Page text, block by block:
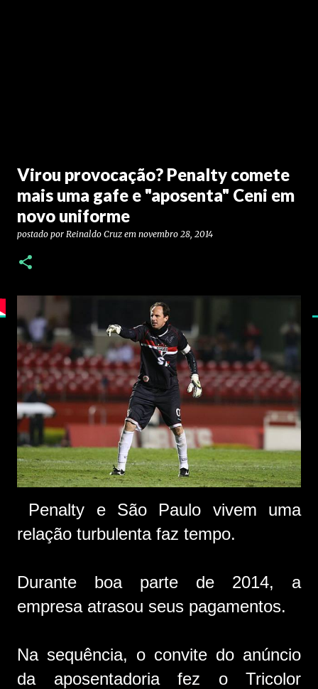
Virou provocação? Penalty comete
mais uma gafe e "aposenta" Ceni em
novo uniforme
postado por Reinaldo Cruz em novembro 28, 2014
Penalty e São Paulo vivem uma
relação turbulenta faz tempo.
Durante boa parte de 2014, a
empresa atrasou seus pagamentos.
Na sequência, o convite do anúncio
da aposentadoria fez o Tricolor